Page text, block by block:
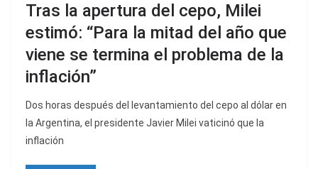
Tras la apertura del cepo, Milei
estimó: “Para la mitad del año que
viene se termina el problema de la
inflación”
Dos horas después del levantamiento del cepo al dólar en
la Argentina, el presidente Javier Milei vaticinó que la
inflación